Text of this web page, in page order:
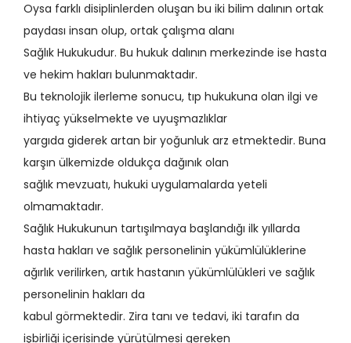
Oysa farklı disiplinlerden oluşan bu iki bilim dalının ortak
paydası insan olup, ortak çalışma alanı
Sağlık Hukukudur. Bu hukuk dalının merkezinde ise hasta
ve hekim hakları bulunmaktadır.
Bu teknolojik ilerleme sonucu, tıp hukukuna olan ilgi ve
ihtiyaç yükselmekte ve uyuşmazlıklar
yargıda giderek artan bir yoğunluk arz etmektedir. Buna
karşın ülkemizde oldukça dağınık olan
sağlık mevzuatı, hukuki uygulamalarda yeteli
olmamaktadır.
Sağlık Hukukunun tartışılmaya başlandığı ilk yıllarda
hasta hakları ve sağlık personelinin yükümlülüklerine
ağırlık verilirken, artık hastanın yükümlülükleri ve sağlık
personelinin hakları da
kabul görmektedir. Zira tanı ve tedavi, iki tarafın da
işbirliği içerisinde yürütülmesi gereken